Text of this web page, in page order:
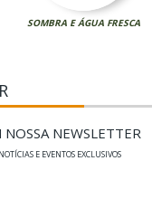
SOMBRA E ÁGUA FRESCA
NOSSA NEWSLETTER
E EVENTOS EXCLUSIVOS